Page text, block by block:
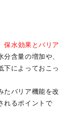
保水効果とバリア
含量の増加や、
下によっておこっ
たバリア機能を改
れるポイントで